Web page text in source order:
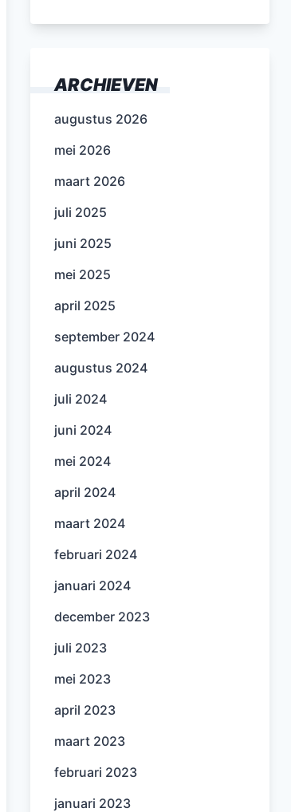
ARCHIEVEN
augustus 2026
mei 2026
maart 2026
juli 2025
juni 2025
mei 2025
april 2025
september 2024
augustus 2024
juli 2024
juni 2024
mei 2024
april 2024
maart 2024
februari 2024
januari 2024
december 2023
juli 2023
mei 2023
april 2023
maart 2023
februari 2023
januari 2023